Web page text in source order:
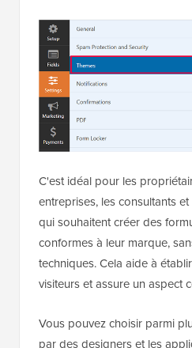
C'est idéal pour les
entreprises, les consultants
qui souhaitent créer des
conformes à leur marque,
techniques. Cela aide à
visiteurs et assure un aspect
Vous pouvez choisir parmi
par des designers et les